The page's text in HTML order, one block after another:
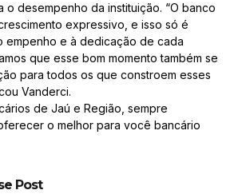
o desempenho da instituição. “O banco
expressivo, e isso só é
empenho e à dedicação de cada
que esse bom momento também se
para todos os que constroem esses
Vanderci.
de Jaú e Região, sempre
o melhor para você bancário
Post